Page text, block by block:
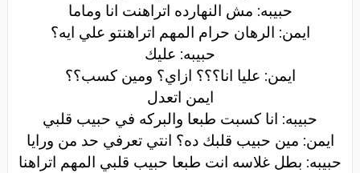
حبيبه: مش النهارده اتراهنت انا وماما
ايمن: الرهان حرام المهم اتراهنتو علي ايه؟
حبيبه: عليك
ايمن: عليا انا؟؟؟ ازاي؟ ومين كسب؟؟
ايمن اتعدل
حبيبه: انا كسبت طبعا والبركه في حبيب قلبي
ايمن: مين حبيب قلبك ده؟ انتي تعرفي حد من ورايا
حبيبه: بطل غلاسه انت طبعا حبيب قلبي المهم اتراهنا